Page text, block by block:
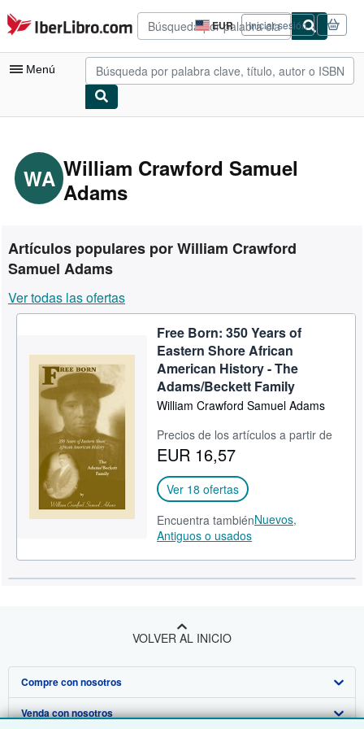
Pasar al contenido principal
IberLibro.com EUR
Preferencias
de
compra
del
Iniciar sesión
Menú
Consultar mis pedidos
Búsqueda avanzada
Libros antiguos
Arte y coleccionismo
Vendedores
Ayuda
CERRAR
WA William Crawford Samuel
Adams
Artículos populares por William Crawford
Samuel Adams
Ver todas las ofertas
Free Born: 350 Years of
Eastern Shore African
American History - The
Adams/Beckett Family
William Crawford Samuel Adams
Precios de los artículos a partir de
EUR 16,57
Ver 18 ofertas
Encuentra tambiénNuevos,
Antiguos o usados
VOLVER AL INICIO
Compre con nosotros
Búsqueda avanzada
Venda con nosotros